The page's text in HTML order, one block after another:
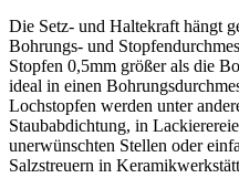
Die Setz- und Haltekraft hängt
Bohrungs- und
Stopfen 0,5mm größer als die
ideal in einen
Lochstopfen werden unter
Staubabdichtung, in
unerwünschten Stellen oder
Salzstreuern in